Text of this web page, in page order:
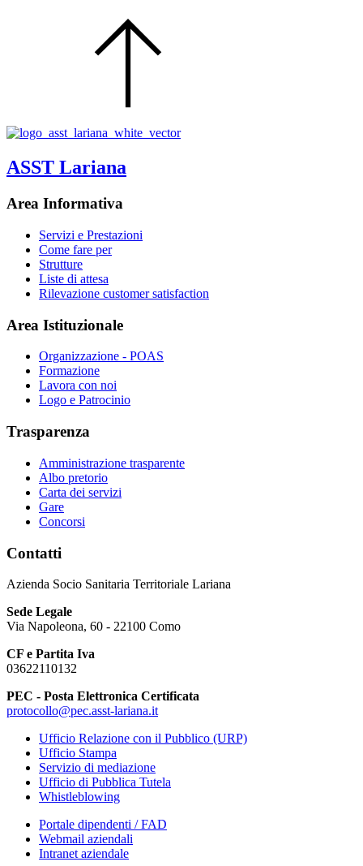
ASST Lariana
Area Informativa
Servizi e Prestazioni
Come fare per
Strutture
Liste di attesa
Rilevazione customer satisfaction
Area Istituzionale
Organizzazione - POAS
Formazione
Lavora con noi
Logo e Patrocinio
Trasparenza
Amministrazione trasparente
Albo pretorio
Carta dei servizi
Gare
Concorsi
Contatti
Azienda Socio Sanitaria Territoriale Lariana
Sede Legale
Via Napoleona, 60 - 22100 Como
CF e Partita Iva
03622110132
PEC - Posta Elettronica Certificata
protocollo@pec.asst-lariana.it
Ufficio Relazione con il Pubblico (URP)
Ufficio Stampa
Servizio di mediazione
Ufficio di Pubblica Tutela
Whistleblowing
Portale dipendenti / FAD
Webmail aziendali
Intranet aziendale